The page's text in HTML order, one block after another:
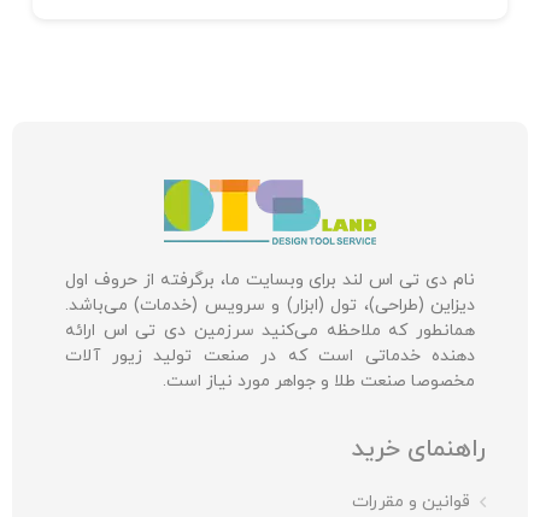
نام دی تی اس لند برای وبسایت ما، برگرفته از حروف اول
دیزاین (طراحی)، تول (ابزار) و سرویس (خدمات) می‌باشد.
همانطور که ملاحظه می‌کنید سرزمین دی تی اس ارائه
دهنده خدماتی است که در صنعت تولید زیور آلات
مخصوصا صنعت طلا و جواهر مورد نیاز است.
راهنمای خرید
قوانین و مقررات